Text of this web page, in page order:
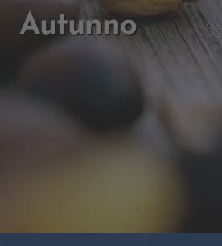
Autunno